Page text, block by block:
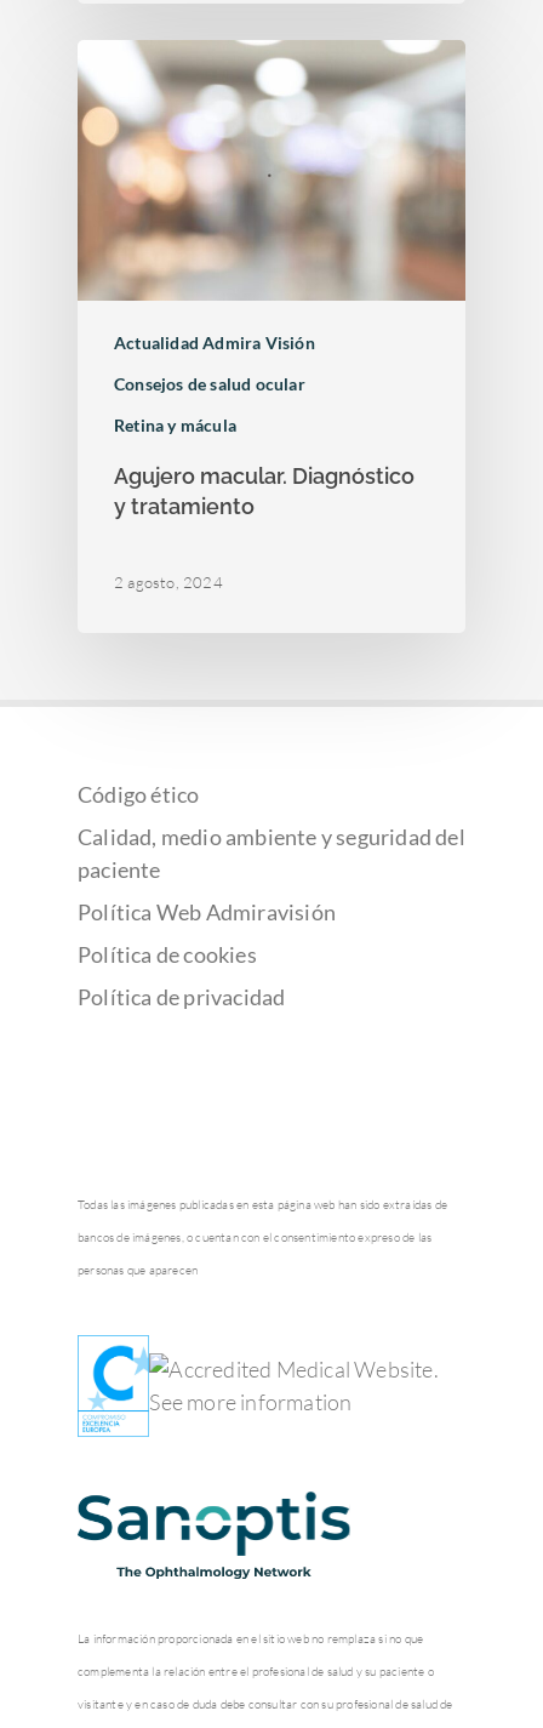
Actualidad Admira Visión
Consejos de salud ocular
Retina y mácula
Agujero macular. Diagnóstico
y tratamiento
2 agosto, 2024
Código ético
Calidad, medio ambiente y seguridad del
paciente
Política Web Admiravisión
Política de cookies
Política de privacidad
Todas las imágenes publicadas en esta página web han sido extraídas de
bancos de imágenes, o cuentan con el consentimiento expreso de las
personas que aparecen
La información proporcionada en el sitio web no remplaza si no que
complementa la relación entre el profesional de salud y su paciente o
visitante y en caso de duda debe consultar con su profesional de salud de
Otras…
Congresos
Sesiones clínicas